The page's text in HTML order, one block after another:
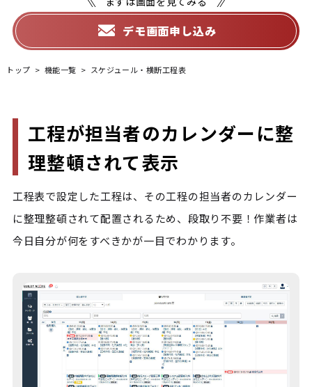
デモ画面申し込み
トップ 機能一覧 スケジュール・横断工程表
工程が担当者のカレンダーに整
理整頓されて表示
工程表で設定した工程は、その工程の担当者のカレンダー
に整理整頓されて配置されるため、段取り不要！作業者は
今日自分が何をすべきかが一目でわかります。